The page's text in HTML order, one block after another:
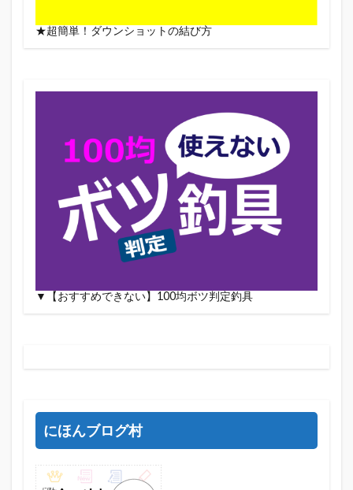
★超簡単！ダウンショットの結び方
▼【おすすめできない】100均ボツ判定釣具
にほんブログ村